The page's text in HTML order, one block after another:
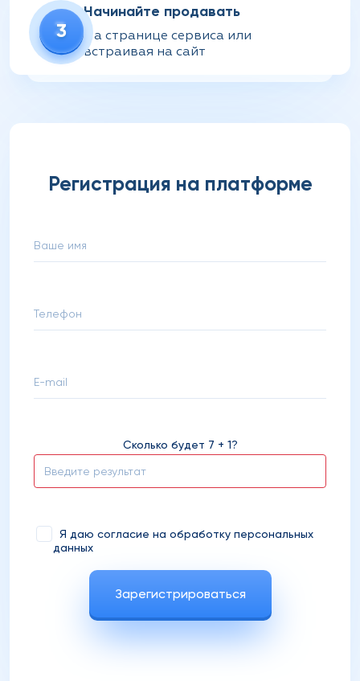
3
Начинайте продавать
На странице сервиса или
встраивая на сайт
Регистрация на платформе
Сколько будет 7 + 1?
Я даю согласие на обработку персональных
данных
Зарегистрироваться